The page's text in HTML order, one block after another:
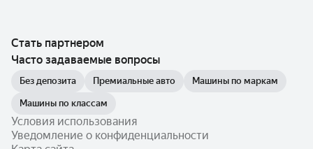
Стать партнером
Часто задаваемые вопросы
Без депозита Премиальные авто Машины по маркам
Машины по классам
Условия использования
Уведомление о конфиденциальности